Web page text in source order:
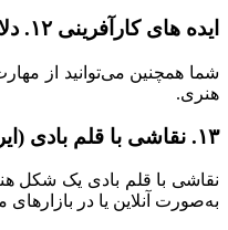
ایده های کارآفرینی ۱۲. دلال هنری
شما همچنین می‌توانید از
هنری.
۱۳. نقاشی با قلم بادی (ایربراشینگ)
نقاشی با قلم بادی یک شکل
به‌صورت آنلاین یا در